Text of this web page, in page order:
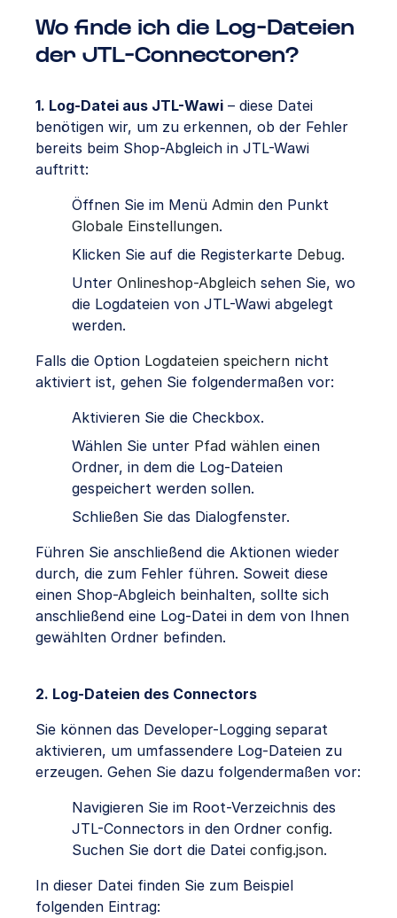
Wo finde ich die Log-Dateien
der JTL-Connectoren?
1. Log-Datei aus JTL-Wawi – diese Datei
benötigen wir, um zu erkennen, ob der Fehler
bereits beim Shop-Abgleich in JTL-Wawi
auftritt:
Öffnen Sie im Menü Admin den Punkt
Globale Einstellungen.
Klicken Sie auf die Registerkarte Debug.
Unter Onlineshop-Abgleich sehen Sie, wo
die Logdateien von JTL-Wawi abgelegt
werden.
Falls die Option Logdateien speichern nicht
aktiviert ist, gehen Sie folgendermaßen vor:
Aktivieren Sie die Checkbox.
Wählen Sie unter Pfad wählen einen
Ordner, in dem die Log-Dateien
gespeichert werden sollen.
Schließen Sie das Dialogfenster.
Führen Sie anschließend die Aktionen wieder
durch, die zum Fehler führen. Soweit diese
einen Shop-Abgleich beinhalten, sollte sich
anschließend eine Log-Datei in dem von Ihnen
gewählten Ordner befinden.
2. Log-Dateien des Connectors
Sie können das Developer-Logging separat
aktivieren, um umfassendere Log-Dateien zu
erzeugen. Gehen Sie dazu folgendermaßen vor:
Navigieren Sie im Root-Verzeichnis des
JTL-Connectors in den Ordner config.
Suchen Sie dort die Datei config.json.
In dieser Datei finden Sie zum Beispiel
folgenden Eintrag: